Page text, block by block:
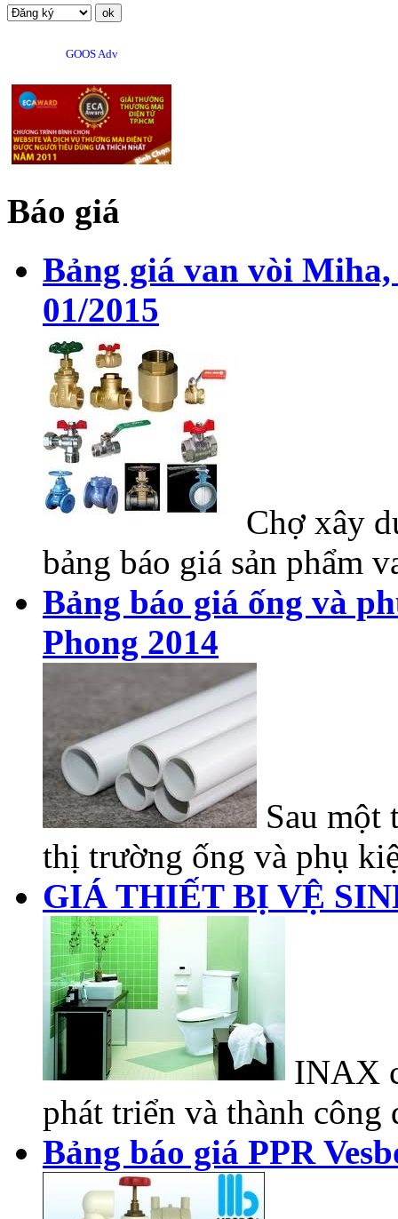
GOOS Adv
Báo giá
Bảng giá van vòi
01/2015
Chợ xây
bảng báo giá sản phẩm
Bảng báo giá ống và
Phong 2014
Sau một
thị trường ống và phụ
GIÁ THIẾT BỊ VỆ
INAX
phát triển và thành công
Bảng báo giá PPR